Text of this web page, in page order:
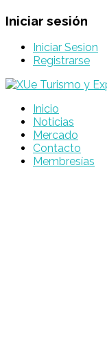
Iniciar sesión
Iniciar Sesion
Registrarse
Inicio
Noticias
Mercado
Contacto
Membresías